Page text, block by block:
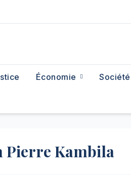
Économie Société
Pierre Kambila